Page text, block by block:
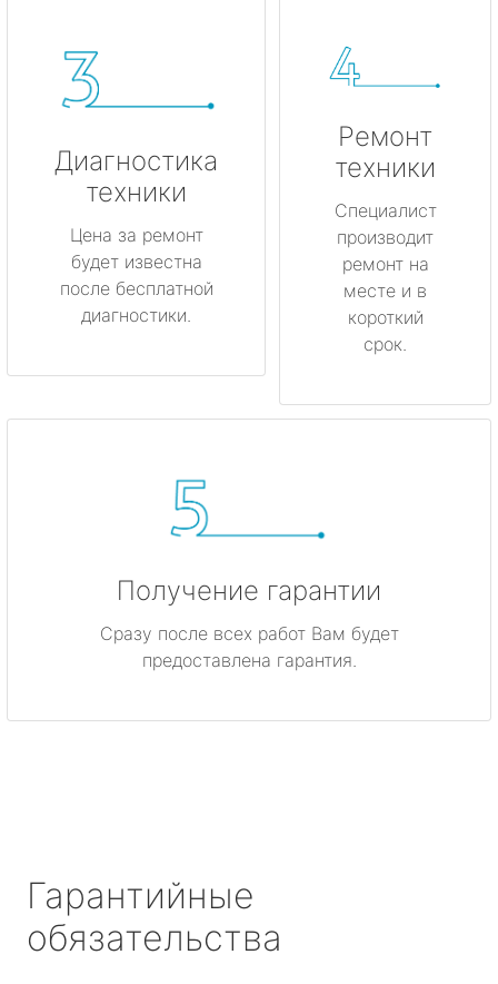
Диагностика
техники
Цена за ремонт
будет известна
после бесплатной
диагностики.
Ремонт
техники
Специалист
производит
ремонт на
месте и в
короткий
срок.
Получение гарантии
Сразу после всех работ Вам будет
предоставлена гарантия.
Гарантийные
обязательства